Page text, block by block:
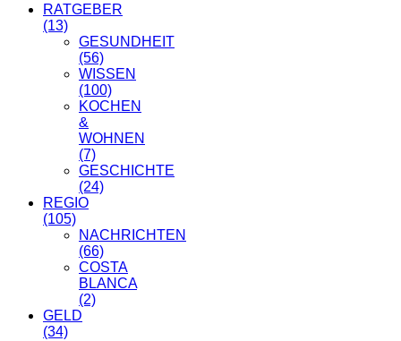
RATGEBER
(13)
GESUNDHEIT
(56)
WISSEN
(100)
KOCHEN
&
WOHNEN
(7)
GESCHICHTE
(24)
REGIO
(105)
NACHRICHTEN
(66)
COSTA
BLANCA
(2)
GELD
(34)